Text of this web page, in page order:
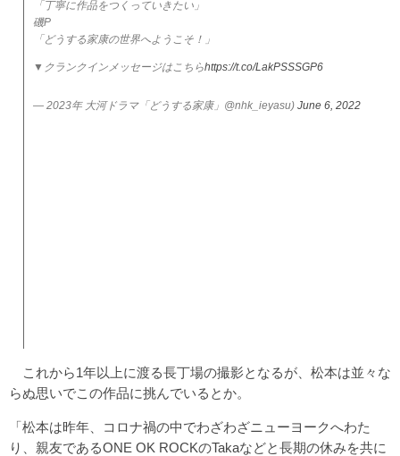
「丁寧に作品をつくっていきたい」
磯P
「どうする家康の世界へようこそ！」
▼クランクインメッセージはこちらhttps://t.co/LakPSSSGP6
— 2023年 大河ドラマ「どうする家康」@nhk_ieyasu) June 6, 2022
これから1年以上に渡る長丁場の撮影となるが、松本は並々な
らぬ思いでこの作品に挑んでいるとか。
「松本は昨年、コロナ禍の中でわざわざニューヨークへわた
り、親友であるONE OK ROCKのTakaなどと長期の休みを共に